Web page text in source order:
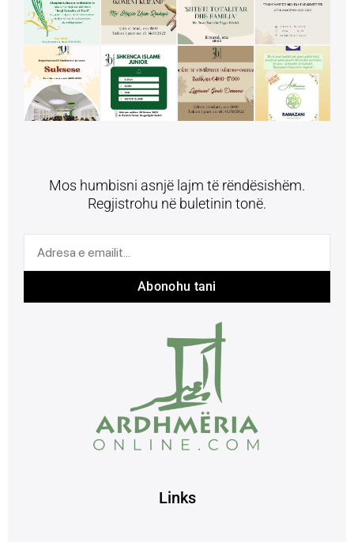
Mos humbisni asnjë lajm të rëndësishëm.
Regjistrohu në buletinin tonë.
Abonohu tani
Links